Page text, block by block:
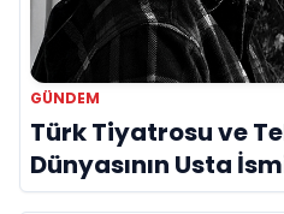
GÜNDEM
Türk Tiyatrosu ve
Dünyasının Usta
Hayatını Kaybetti